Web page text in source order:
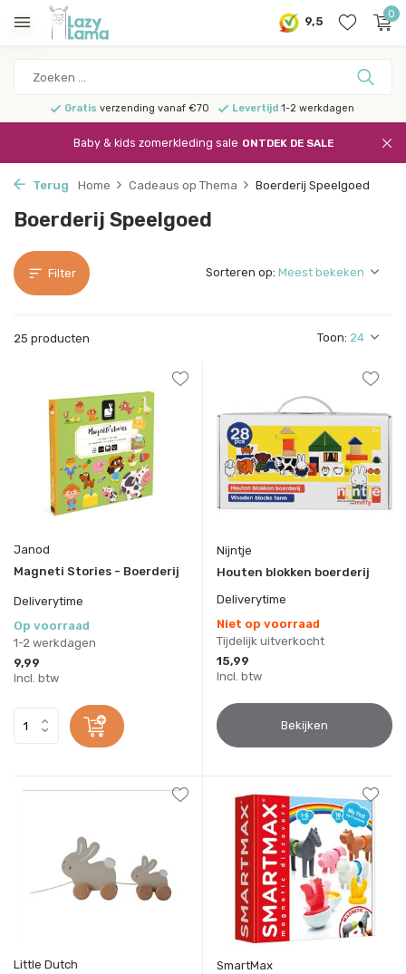
9,5
0
Gratis verzending vanaf €70 Levertijd1-2 werkdagen
Baby & kids zomerkleding sale ONTDEK DE SALE
Terug Home Cadeaus op Thema Boerderij Speelgoed
Boerderij Speelgoed
Filter
25 producten Toon:
Sorteren op:
Janod
Magneti Stories - Boerderij
Deliverytime
Op voorraad
1-2 werkdagen
9,99
Incl. btw
Nijntje
Houten blokken boerderij
Deliverytime
Niet op voorraad
Tijdelijk uitverkocht
15,99
Incl. btw
Bekijken
Little Dutch
SmartMax